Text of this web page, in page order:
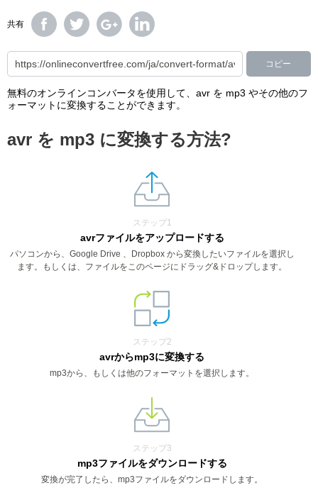
共有
コピー
無料のオンラインコンバータを使用して、avr を mp3 やその他のフ
ォーマットに変換することができます。
avr を mp3 に変換する方法?
ステップ1
avrファイルをアップロードする
パソコンから、Google Drive 、Dropbox から変換したいファイルを選択し
ます。もしくは、ファイルをこのページにドラッグ&ドロップします。
ステップ2
avrからmp3に変換する
mp3から、もしくは他のフォーマットを選択します。
ステップ3
mp3ファイルをダウンロードする
変換が完了したら、mp3ファイルをダウンロードします。